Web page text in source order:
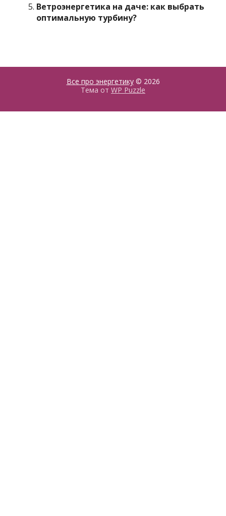
Ветроэнергетика на даче: как выбрать
оптимальную турбину?
Все про энергетику© 2026
Тема от WP Puzzle